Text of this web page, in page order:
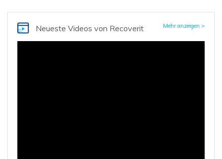
Neueste Videos von Recoverit Mehr anzeigen >